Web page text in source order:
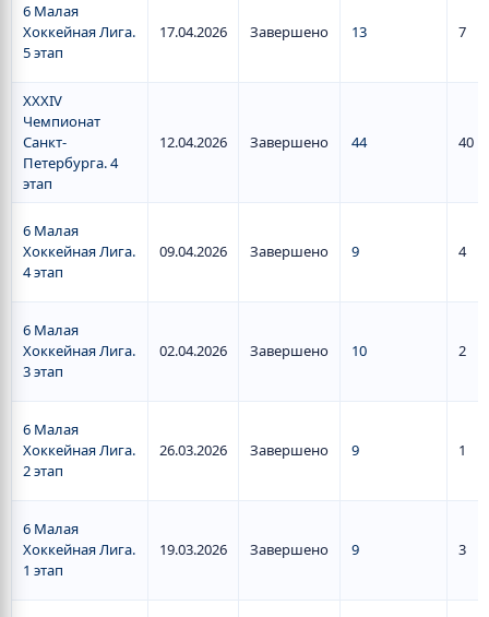
6 Малая
Хоккейная Лига.
5 этап
17.04.2026 Завершено 13 7
XXXIV
Чемпионат
Санкт-
Петербурга. 4
этап
12.04.2026 Завершено 44 40
6 Малая
Хоккейная Лига.
4 этап
09.04.2026 Завершено 9 4
6 Малая
Хоккейная Лига.
3 этап
02.04.2026 Завершено 10 2
6 Малая
Хоккейная Лига.
2 этап
26.03.2026 Завершено 9 1
6 Малая
Хоккейная Лига.
1 этап
19.03.2026 Завершено 9 3